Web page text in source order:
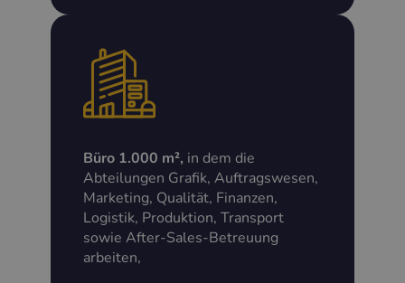
Büro 1.000 m², in dem die
Abteilungen Grafik, Auftragswesen,
Marketing, Qualität, Finanzen,
Logistik, Produktion, Transport
sowie After-Sales-Betreuung
arbeiten,